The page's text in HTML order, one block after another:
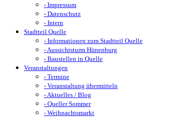
- Impressum
- Datenschutz
- Intern
Stadtteil Quelle
- Informationen zum Stadtteil Quelle
- Aussichtsturm Hünenburg
- Baustellen in Quelle
Veranstaltungen
- Termine
- Veranstaltung übermitteln
- Aktuelles / Blog
- Queller Sommer
- Weihnachtsmarkt